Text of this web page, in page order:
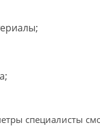
специалисты